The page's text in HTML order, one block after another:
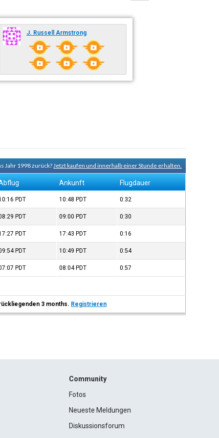
J. Russell Armstrong
Jahr 1998 zurück?Jetzt kaufen und innerhalb einer Stunde erhalten.
Ankunft Flugdauer
PDT 10:48 PDT 0:32
PDT 09:00 PDT 0:30
PDT 17:43 PDT 0:16
PDT 10:49 PDT 0:54
PDT 08:04 PDT 0:57
3 months. Registrieren
Community
Fotos
Neueste Meldungen
Diskussionsforum